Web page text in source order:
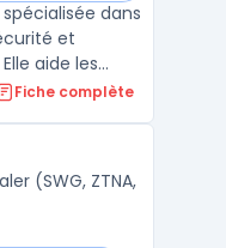
dans
et
aide les
et corriger
et de d ...
Fiche complète
(SWG, ZTNA,